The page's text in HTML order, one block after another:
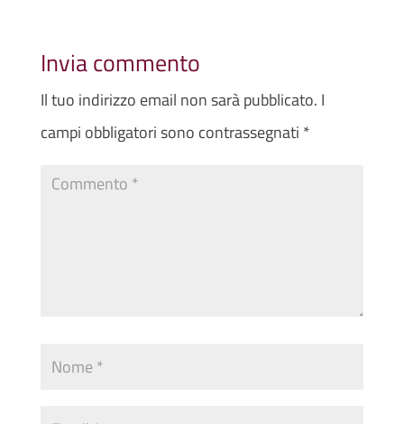
Invia commento
Il tuo indirizzo email non sarà pubblicato. I
campi obbligatori sono contrassegnati *